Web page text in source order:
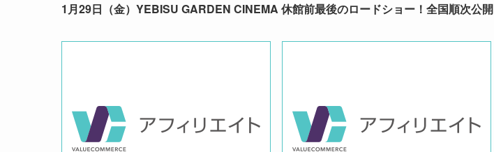
1月29日（金）YEBISU GARDEN CINEMA 休館前最後のロードショー！全国順次公開